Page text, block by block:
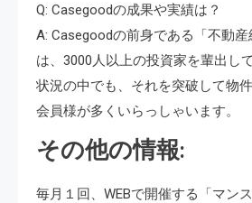
Q: Casegoodの成果や実績は？
A: Casegoodの前身である「不動
は、3000人以上の投資家を輩出し
状況の中でも、それを突破して物
会員様が多くいらっしゃいます。
その他の情報:
毎月１回、WEBで開催する「マン